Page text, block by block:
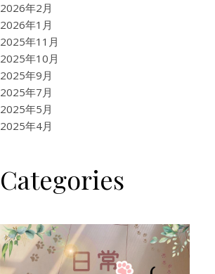
2026年2月
2026年1月
2025年11月
2025年10月
2025年9月
2025年7月
2025年5月
2025年4月
Categories